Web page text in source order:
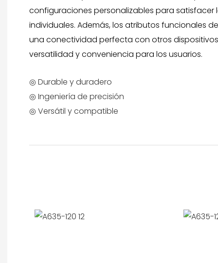
configuraciones personalizables para satisfacer
individuales. Además, los atributos funcionales
una conectividad perfecta con otros
versatilidad y conveniencia para los usuarios.
◎ Durable y duradero
◎ Ingeniería de precisión
◎ Versátil y compatible